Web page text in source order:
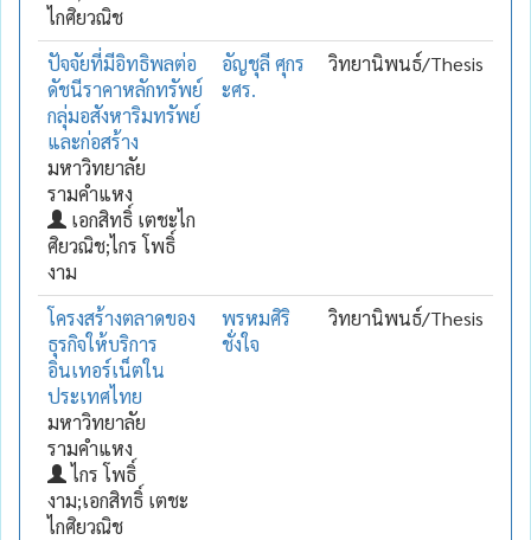
ไกศิยวณิช
ปัจจัยที่มีอิทธิพลต่อ
ดัชนีราคาหลักทรัพย์
กลุ่มอสังหาริมทรัพย์
และก่อสร้าง
มหาวิทยาลัย
รามคำแหง
เอกสิทธิ์ เตชะไก
ศิยวณิช;ไกร โพธิ์
งาม
อัญชุลี ศุกร
ะศร.
วิทยานิพนธ์/Thesis
โครงสร้างตลาดของ
ธุรกิจให้บริการ
อินเทอร์เน็ตใน
ประเทศไทย
มหาวิทยาลัย
รามคำแหง
ไกร โพธิ์
งาม;เอกสิทธิ์ เตชะ
ไกศิยวณิช
พรหมศิริ
ชั่งใจ
วิทยานิพนธ์/Thesis